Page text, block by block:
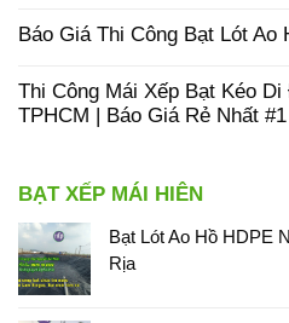
Báo Giá Thi Công Bạt Lót
Thi Công Mái Xếp Bạt Kéo
TPHCM | Báo Giá Rẻ Nhất
BẠT XẾP MÁI HIÊN
Bạt Lót Ao Hồ HDPE
Rịa